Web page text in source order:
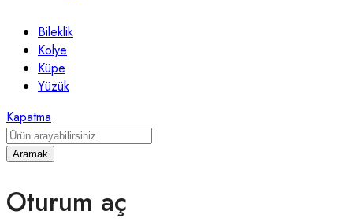
Bileklik
Kolye
Küpe
Yüzük
Kapatma
Aramak
Oturum aç